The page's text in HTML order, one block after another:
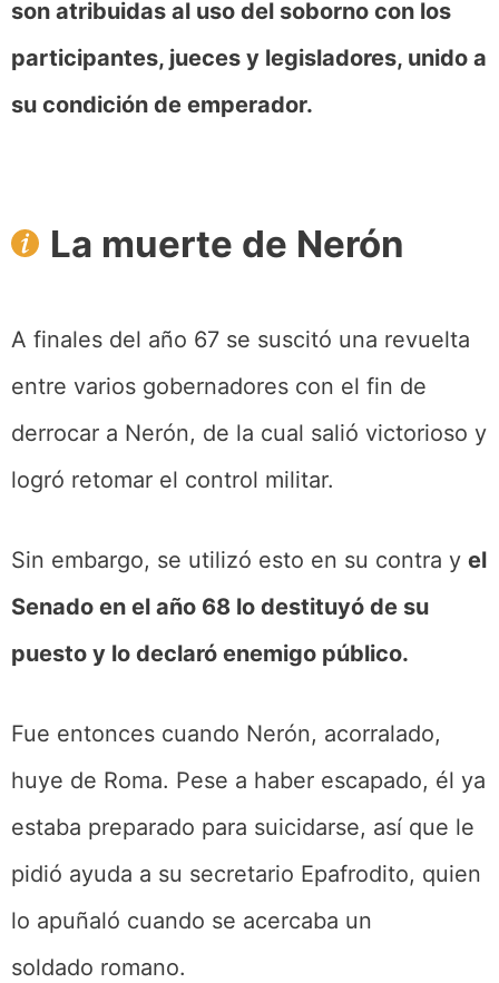
son atribuidas al uso del soborno con los
participantes, jueces y legisladores, unido a
su condición de emperador.
La muerte de Nerón
A finales del año 67 se suscitó una revuelta
entre varios gobernadores con el fin de
derrocar a Nerón, de la cual salió victorioso y
logró retomar el control militar.
Sin embargo, se utilizó esto en su contra y el
Senado en el año 68 lo destituyó de su
puesto y lo declaró enemigo público.
Fue entonces cuando Nerón, acorralado,
huye de Roma. Pese a haber escapado, él ya
estaba preparado para suicidarse, así que le
pidió ayuda a su secretario Epafrodito, quien
lo apuñaló cuando se acercaba un
soldado romano.